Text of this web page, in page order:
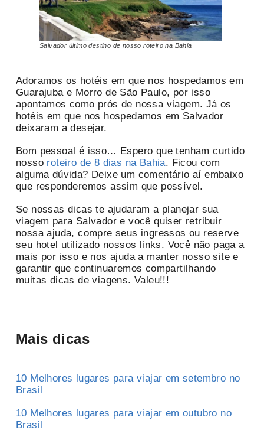
Salvador último destino de nosso roteiro na Bahia
Adoramos os hotéis em que nos hospedamos em
Guarajuba e Morro de São Paulo, por isso
apontamos como prós de nossa viagem. Já os
hotéis em que nos hospedamos em Salvador
deixaram a desejar.
Bom pessoal é isso… Espero que tenham curtido
nosso roteiro de 8 dias na Bahia. Ficou com
alguma dúvida? Deixe um comentário aí embaixo
que responderemos assim que possível.
Se nossas dicas te ajudaram a planejar sua
viagem para Salvador e você quiser retribuir
nossa ajuda, compre seus ingressos ou reserve
seu hotel utilizado nossos links. Você não paga a
mais por isso e nos ajuda a manter nosso site e
garantir que continuaremos compartilhando
muitas dicas de viagens. Valeu!!!
Mais dicas
10 Melhores lugares para viajar em setembro no
Brasil
10 Melhores lugares para viajar em outubro no
Brasil